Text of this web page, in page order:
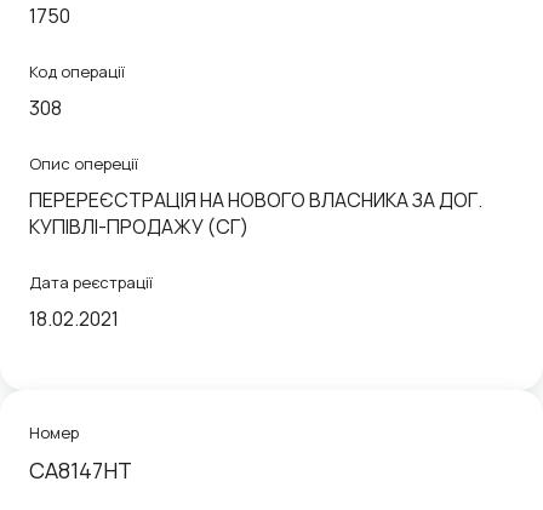
1750
Код операції
308
Опис опереції
ПЕРЕРЕЄСТРАЦІЯ НА НОВОГО ВЛАСНИКА ЗА ДОГ.
КУПIВЛI-ПРОДАЖУ (СГ)
Дата реєстрації
18.02.2021
Номер
CA8147HT